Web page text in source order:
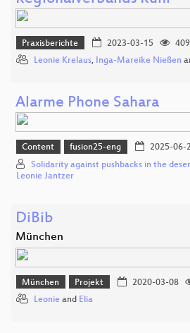
Praxisberichte 2023-03-15
409
Leonie Krelaus, Inga-Mareike Nießen
Alarme Phone Sahara
Content fusion25-eng 2025-06-
Solidarity against pushbacks in the
Leonie Jantzer
DiBib
München
München Projekt 2020-03-08
Leonie and Elia